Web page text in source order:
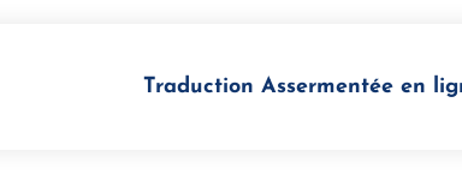
Traduction Assermentée en